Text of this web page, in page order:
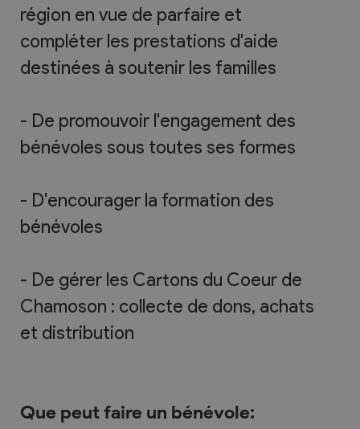
région en vue de parfaire et
compléter les prestations d'aide
destinées à soutenir les familles
- De promouvoir l'engagement des
bénévoles sous toutes ses formes
- D'encourager la formation des
bénévoles
- De gérer les Cartons du Coeur de
Chamoson : collecte de dons, achats
et distribution
Que peut faire un bénévole: